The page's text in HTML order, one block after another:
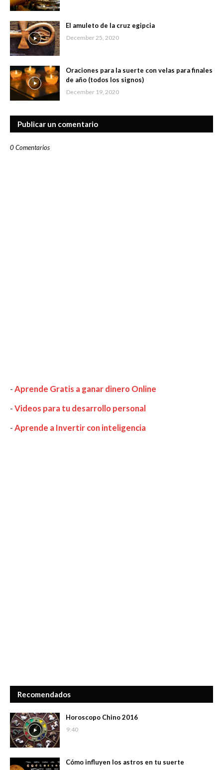
El amuleto de la cruz egipcia
December 25, 2020
Oraciones para la suerte con velas para finales
de año (todos los signos)
December 19, 2020
Publicar un comentario
0 Comentarios
-Aprende Gratis a ganar dinero Online
-Videos para tu desarrollo personal
-Aprende a Invertir con inteligencia
Recomendados
Horoscopo Chino 2016
9:40
Cómo influyen los astros en tu suerte